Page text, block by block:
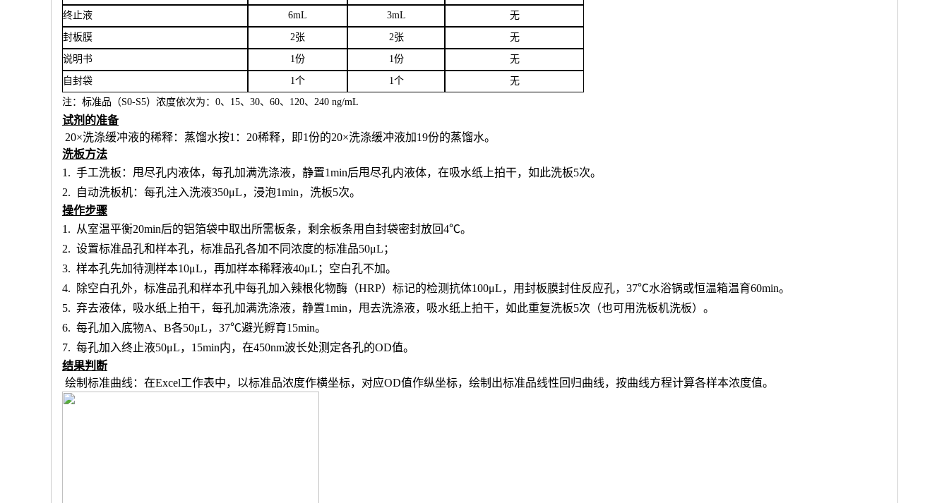
终止液 6mL 3mL 无
封板膜 2张 2张 无
说明书 1份 1份 无
自封袋 1个 1个
无
注：标准品（S0-S5）浓度依次为： 0、15、30、60、120、240 ng/mL
试剂的准备
20×洗涤缓冲液的稀释：蒸馏水按1：20稀释，即1份的20×洗涤缓冲液加19份的蒸馏水。
洗板方法
1. 手工洗板：甩尽孔内液体，每孔加满洗涤液，静置1min后甩尽孔内液体，在吸水纸上拍干，如此洗板5次。
2.
自动洗板机：每孔注入洗液350μL，浸泡1min，洗板5次。
操作步骤
1.
从室温平衡20min后的铝箔袋中取出所需板条，剩余板条用自封袋密封放回4℃。
2. 设置标准品孔和样本孔，标准品孔各加不同浓度的标准品50μL；
3. 样本孔先加待测样本10μL，再加样本稀释液40μL； 空白孔不加。
4.
除空白孔外， 标准品孔和样本孔中每孔加入辣根化物酶（HRP）标记的检测抗体100μL，用封板膜封住反应孔，37℃水浴锅或恒温箱温育60min。
5. 弃去液体，吸水纸上拍干，每孔加满洗涤液，静置1min，甩去洗涤液，吸水纸上拍干，如此重复洗板5次（也可用洗板机洗板）。
6. 每孔加入底物A、B各50μL，37℃避光孵育15min。
7. 每孔加入终止液50μL，15min内，在450nm波长处测定各孔的OD值。
结果判断
绘制标准曲线：在Excel工作表中，以标准品浓度作横坐标，对应OD值作纵坐标，绘制出标准品线性回归曲线，按曲线方程计算各样本浓度值。